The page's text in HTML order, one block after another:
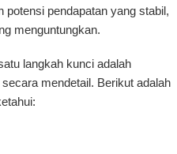
potensi pendapatan yang stabil,
menguntungkan.
langkah kunci adalah
mendetail. Berikut adalah